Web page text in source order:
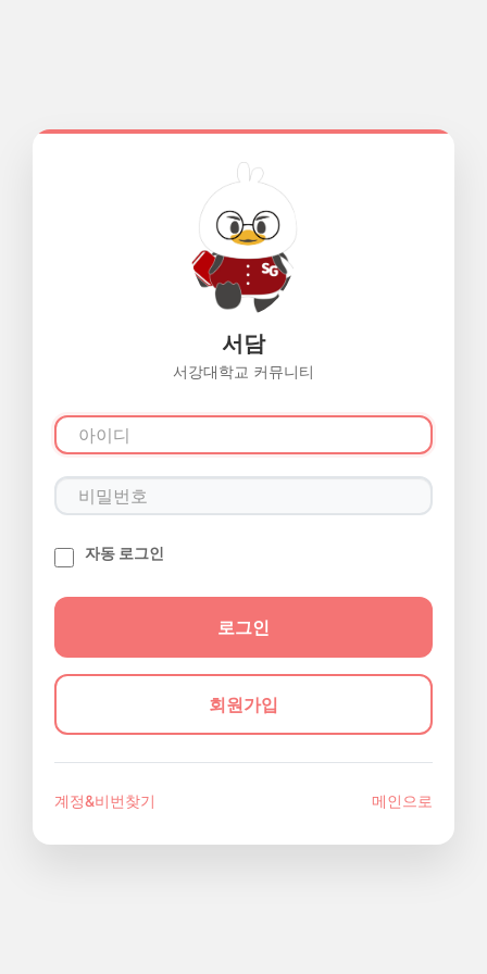
서담
서강대학교 커뮤니티
자동 로그인
회원가입
계정&비번찾기 메인으로